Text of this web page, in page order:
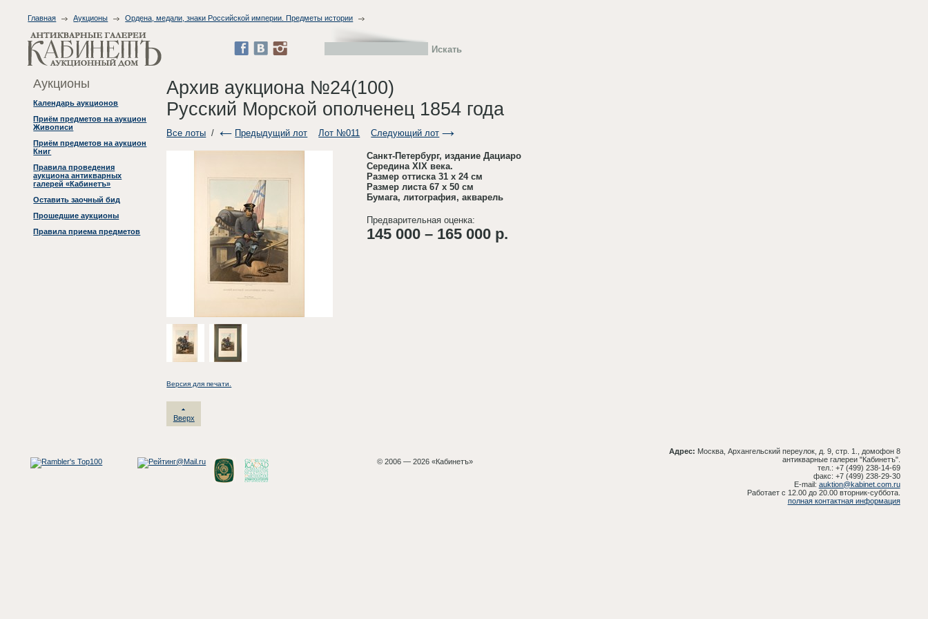
Главная Аукционы Ордена, медали, знаки Российской империи. Предметы истории
Аукционы
Календарь аукционов
Приём предметов на аукцион
Живописи
Приём предметов на аукцион
Книг
Правила проведения
аукциона антикварных
галерей «Кабинетъ»
Оставить заочный бид
Прошедшие аукционы
Правила приема предметов
Архив аукциона №24(100)
Русский Морской ополченец 1854 года
Все лоты / Предыдущий лот Лот №011 Следующий лот
Санкт-Петербург, издание Дациаро
Середина XIX века.
Размер оттиска 31 х 24 см
Размер листа 67 х 50 см
Бумага, литография, акварель
Предварительная оценка:
145 000 – 165 000 р.
Версия для печати.
Вверх
Адрес: Москва, Архангельский переулок, д. 9, стр. 1., домофон 8
антикварные галереи "Кабинетъ".
тел.: +7 (499) 238-14-69
факс: +7 (499) 238-29-30
E-mail: auktion@kabinet.com.ru
Работает с 12.00 до 20.00 вторник-суббота.
полная контактная информация
© 2006 — 2026 «Кабинетъ»